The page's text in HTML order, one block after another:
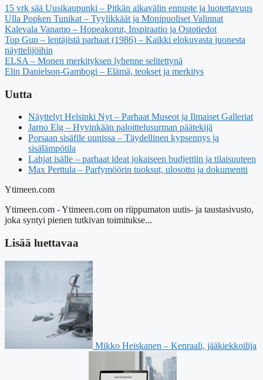
15 vrk sää Uusikaupunki – Pitkän aikavälin ennuste ja luotettavuus
Ulla Popken Tunikat – Tyylikkäät ja Monipuoliset Valinnat
Kalevala Vanamo – Hopeakorut, Inspiraatio ja Ostotiedot
Top Gun – lentäjistä parhaat (1986) – Kaikki elokuvasta juonesta
näyttelijöihin
ELSA – Monen merkityksen lyhenne selitettynä
Elin Danielson-Gambogi – Elämä, teokset ja merkitys
Uutta
Näyttelyt Helsinki Nyt – Parhaat Museot ja Ilmaiset Galleriat
Jarno Elg – Hyvinkään paloittelusurman päätekijä
Porsaan sisäfile uunissa – Täydellinen kypsennys ja
sisälämpötila
Lahjat isälle – parhaat ideat jokaiseen budjettiin ja tilaisuuteen
Max Perttula – Parfymöörin tuoksut, ulosotto ja dokumentti
Ytimeen.com
Ytimeen.com - Ytimeen.com on riippumaton uutis- ja taustasivusto,
joka syntyi pienen tutkivan toimitukse...
Lisää luettavaa
Mikko Heiskanen – Kenraali, jääkiekkoilija